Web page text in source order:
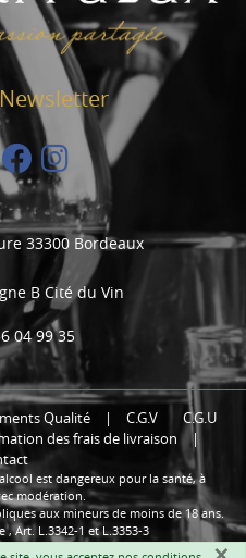
33300 Bordeaux
B Cité du Vin
04 99 35
Qualité | C.G.V
C.G.U
des frais de livraison
|
est dangereux pour la santé, à
modération.
aux mineurs de moins de 18 ans.
Art. L.3342-1 et L.3353-3